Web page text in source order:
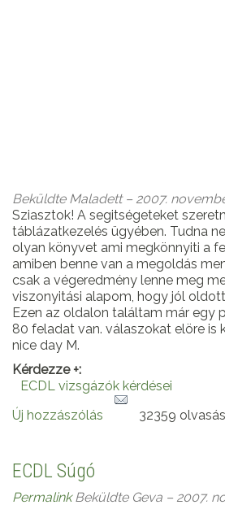
Beküldte Maladett– 2007.
Sziasztok! A segitségeteket
táblázatkezelés ügyében. Tudna
olyan könyvet ami megkönnyiti a
amiben benne van a megoldás
csak a végeredmény lenne meg
viszonyitási alapom, hogy jól
Ezen az oldalon találtam már egy
80 feladat van. válaszokat elöre is
nice day M.
Kérdezze +:
ECDL vizsgázók kérdései
Új hozzászólás
32359 olvasás
ECDL Súgó
PermalinkBeküldte Geva – 2007.